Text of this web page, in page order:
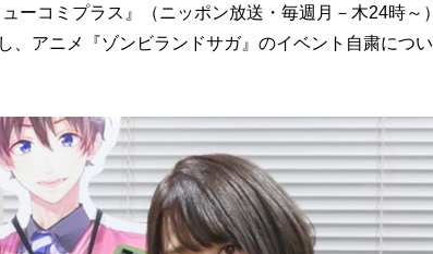
ーコミプラス』（ニッポン放送・毎週月－木24時～）
、アニメ『ゾンビランドサガ』のイベント自粛につい